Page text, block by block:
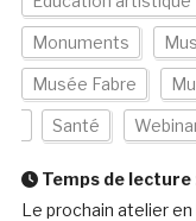
Monuments
Musée Fabre
Santé
Temps de lecture
Le prochain atelier